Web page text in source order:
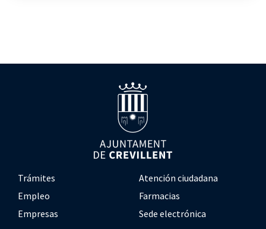
Trámites
Atención ciudadana
Empleo
Farmacias
Empresas
Sede electrónica